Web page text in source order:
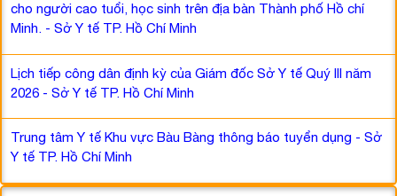
cho người cao tuổi, học sinh trên địa bàn Thành phố Hồ chí
Minh. - Sở Y tế TP. Hồ Chí Minh
Lịch tiếp công dân định kỳ của Giám đốc Sở Y tế Quý III năm
2026 - Sở Y tế TP. Hồ Chí Minh
Trung tâm Y tế Khu vực Bàu Bàng thông báo tuyển dụng - Sở
Y tế TP. Hồ Chí Minh